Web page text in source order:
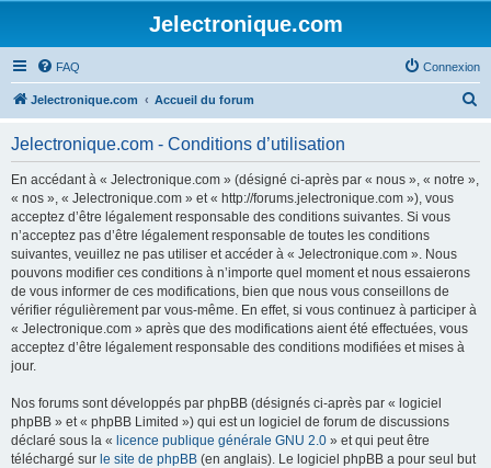
Jelectronique.com
FAQ Connexion
Jelectronique.com Accueil du forum
Jelectronique.com - Conditions d’utilisation
En accédant à « Jelectronique.com » (désigné ci-après par « nous », « notre »,
« nos », « Jelectronique.com » et « http://forums.jelectronique.com »), vous
acceptez d’être légalement responsable des conditions suivantes. Si vous
n’acceptez pas d’être légalement responsable de toutes les conditions
suivantes, veuillez ne pas utiliser et accéder à « Jelectronique.com ». Nous
pouvons modifier ces conditions à n’importe quel moment et nous essaierons
de vous informer de ces modifications, bien que nous vous conseillons de
vérifier régulièrement par vous-même. En effet, si vous continuez à participer à
« Jelectronique.com » après que des modifications aient été effectuées, vous
acceptez d’être légalement responsable des conditions modifiées et mises à
jour.
Nos forums sont développés par phpBB (désignés ci-après par « logiciel
phpBB » et « phpBB Limited ») qui est un logiciel de forum de discussions
déclaré sous la « licence publique générale GNU 2.0 » et qui peut être
téléchargé sur le site de phpBB (en anglais). Le logiciel phpBB a pour seul but